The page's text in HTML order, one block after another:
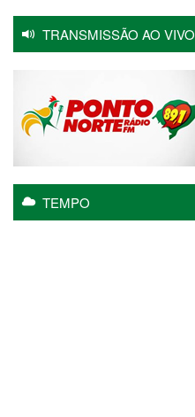
TRANSMISSÃO AO VIVO
TEMPO